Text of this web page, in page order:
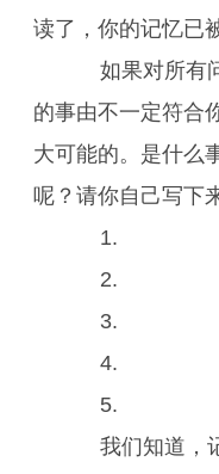
读了，你的记忆已
如果对所有问
的事由不一定符合
大可能的。是什么
呢？请你自己写下
1.
2.
3.
4.
5.
我们知道，记